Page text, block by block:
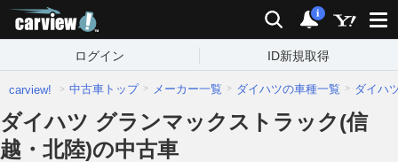
検索 通知
i
ログイン ID新規取得
carview! 中古車トップ メーカー一覧 ダイハツの車種一覧 ダイハ
ダイハツ グランマックストラック(信
越・北陸)の中古車